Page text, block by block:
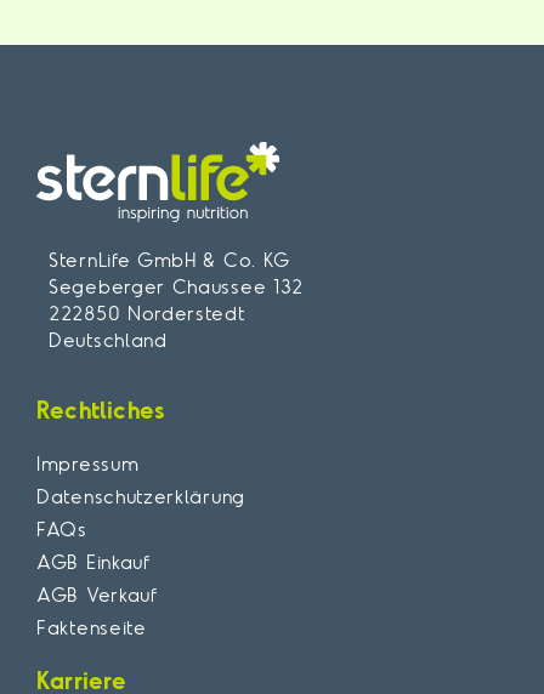
SternLife GmbH & Co. KG
Segeberger Chaussee 132
222850 Norderstedt
Deutschland
Rechtliches
Impressum
Datenschutzerklärung
FAQs
AGB Einkauf
AGB Verkauf
Faktenseite
Karriere